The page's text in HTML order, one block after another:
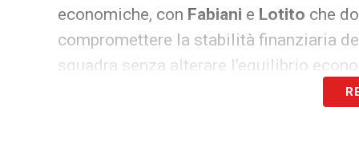
economiche, con Fabiani e Lotito che
compromettere la stabilità finanziaria
squadra senza alterare l’equilibrio
Se l’operazione dovesse concretizzarsi,